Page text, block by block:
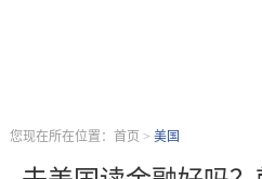
您现在所在位置： 首页 > 美国